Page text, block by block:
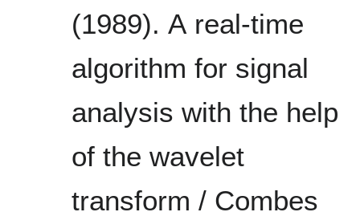
(1989). A real-time
algorithm for signal
analysis with the help
of the wavelet
transform / Combes